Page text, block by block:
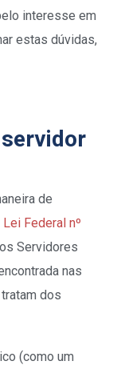
interesse em
estas dúvidas,
servidor
de
Lei Federal nº
Servidores
nas
dos
(como um